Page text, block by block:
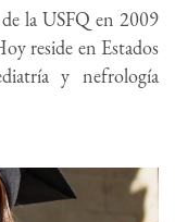
la USFQ en 2009
reside en Estados
y nefrología